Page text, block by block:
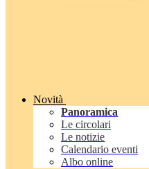
Novità
Panoramica
Le circolari
Le notizie
Calendario eventi
Albo online